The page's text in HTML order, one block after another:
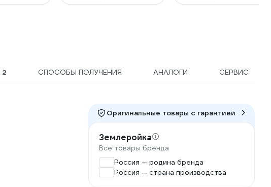
2 СПОСОБЫ ПОЛУЧЕНИЯ АНАЛОГИ СЕРВИС
Оригинальные товары c гарантией
Землеройка
Все товары бренда
Россия — родина бренда
Россия — страна производства